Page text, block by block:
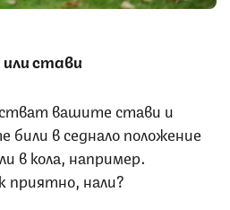
стави
вашите стави и
били в седнало положение
в кола, например.
приятно, нали?